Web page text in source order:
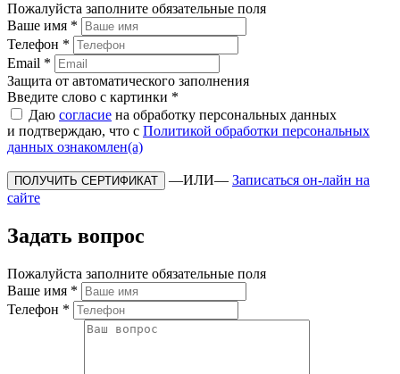
Пожалуйста заполните обязательные поля
Ваше имя *
Телефон *
Email *
Защита от автоматического заполнения
Введите слово с картинки *
Даю согласие на обработку персональных данных
и подтверждаю, что с Политикой обработки персональных
данных ознакомлен(а)
—ИЛИ— Записаться он-лайн на
сайте
Задать вопрос
Пожалуйста заполните обязательные поля
Ваше имя *
Телефон *